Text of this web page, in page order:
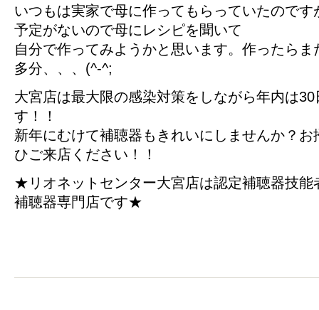
いつもは実家で母に作ってもらっていたので
予定がないので母にレシピを聞いて
自分で作ってみようかと思います。作ったら
多分、、、(^-^;
大宮店は最大限の感染対策をしながら年内は
す！！
新年にむけて補聴器もきれいにしませんか？
ひご来店ください！！
★リオネットセンター大宮店は認定補聴器技能
補聴器専門店です★